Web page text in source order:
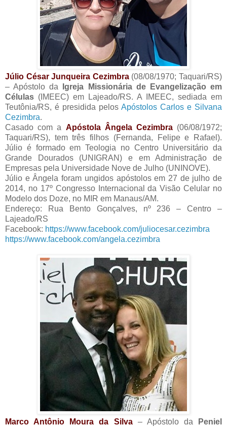
Júlio César Junqueira Cezimbra(08/08/1970; Taquari/RS)
– Apóstolo da
Igreja Missionária de Evangelização em
Células (IMEEC) em Lajeado/RS. A IMEEC, sediada em
Teutônia/RS, é presidida pelos Apóstolos Carlos e Silvana
Cezimbra.
Casado com a Apóstola Ângela Cezimbra(06/08/1972;
Taquari/RS), tem três filhos (Fernanda, Felipe e Rafael).
Júlio é formado em Teologia no Centro Universitário da
Grande Dourados (UNIGRAN) e em Administração de
Empresas pela Universidade Nove de Julho (UNINOVE).
Júlio e Ângela foram ungidos apóstolos em 27 de julho de
2014, no 17º Congresso Internacional da Visão Celular no
Modelo dos Doze, no MIR em Manaus/AM.
Endereço: Rua Bento Gonçalves, nº 236 – Centro –
Lajeado/RS
Facebook: https://www.facebook.com/juliocesar.cezimbra
https://www.facebook.com/angela.cezimbra
Marco Antônio Moura da Silva– Apóstolo da
Peniel